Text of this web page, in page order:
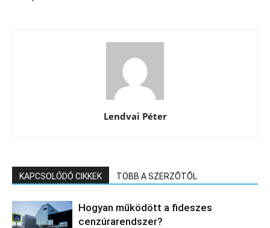
Lendvai Péter
KAPCSOLÓDÓ CIKKEK TÖBB A SZERZŐTŐL
Hogyan működött a fideszes
cenzúrarendszer?